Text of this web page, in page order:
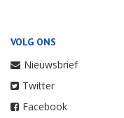
VOLG ONS
Nieuwsbrief
Twitter
Facebook